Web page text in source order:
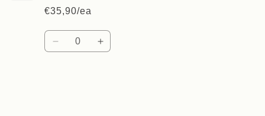
€35,90/ea
Quantity
Decrease Increase